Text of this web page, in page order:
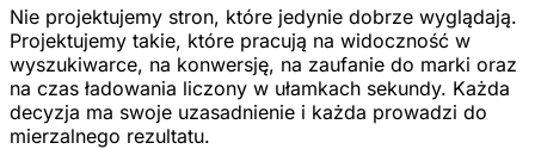
Nie projektujemy stron, które jedynie dobrze wyglądają.
Projektujemy takie, które pracują na widoczność w
wyszukiwarce, na konwersję, na zaufanie do marki oraz
na czas ładowania liczony w ułamkach sekundy. Każda
decyzja ma swoje uzasadnienie i każda prowadzi do
mierzalnego rezultatu.